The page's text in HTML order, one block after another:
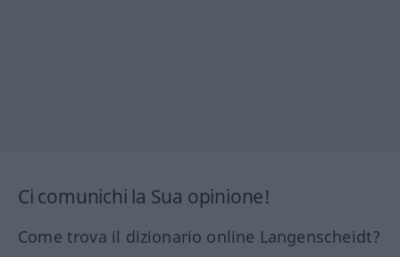
Ci comunichi la Sua opinione!
Come trova il dizionario online Langenscheidt?